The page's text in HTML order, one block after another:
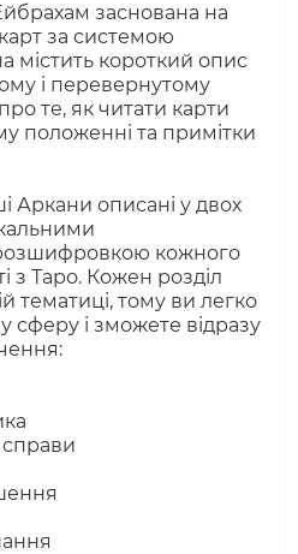
заснована на
за системою
містить короткий опис
і перевернутому
те, як читати карти
положенні та примітки
Аркани описані у двох
кожного
з Таро. Кожен розділ
тематиці, тому ви легко
сферу і зможете відразу
справи